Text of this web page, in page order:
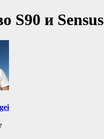
S90 и Sensus